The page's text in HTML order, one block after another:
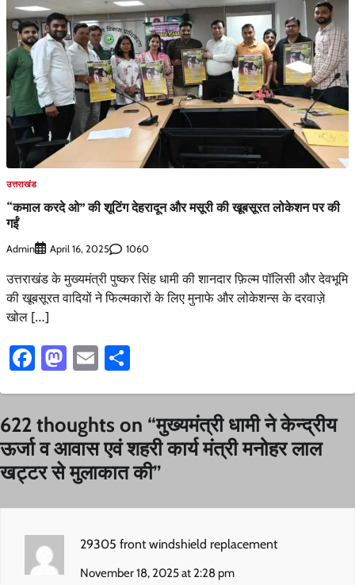
उत्तराखंड
“कमाल करदे ओ” की शूटिंग देहरादून और मसूरी की खूबसूरत लोकेशन पर की
गईं
Admin April 16, 2025 1060
उत्तराखंड के मुख्यमंत्री पुष्कर सिंह धामी की शानदार फ़िल्म पॉलिसी और देवभूमि
की खूबसूरत वादियों ने फिल्मकारों के लिए मुनाफे और लोकेशन्स के दरवाज़े
खोल […]
Facebook
Mastodon
Email
622 thoughts on “मुख्यमंत्री धामी ने केन्द्रीय
ऊर्जा व आवास एवं शहरी कार्य मंत्री मनोहर लाल
खट्टर से मुलाकात की”
29305 front windshield replacement
November 18, 2025 at 2:28 pm